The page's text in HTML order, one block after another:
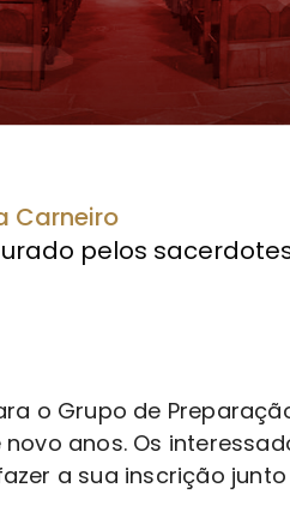
Carneiro
pelos
o Grupo de
anos. Os
a sua inscrição